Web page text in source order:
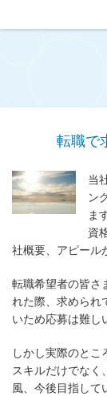
転職で
当
ン
ま
資
社概要、アピール
転職希望者の皆さ
れた際、求められ
いため応募は難し
しかし実際のと
スキルだけでなく
風、今後目指して